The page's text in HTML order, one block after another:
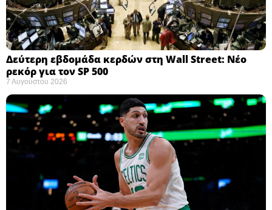
Δεύτερη εβδομάδα κερδών στη Wall Street: Νέο
ρεκόρ για τον SP 500
7 Αυγούστου 2026